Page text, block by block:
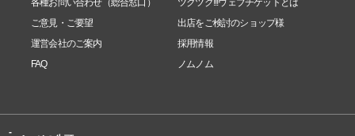
各種お問い合わせ（総合窓口）
ツクツク!!!ウェブチケットとは
ご意見・ご要望
出店をご検討のショップ様
運営会社のご案内
採用情報
FAQ
ノムノム
-